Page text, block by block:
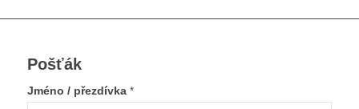
Pošťák
Jméno / přezdívka *